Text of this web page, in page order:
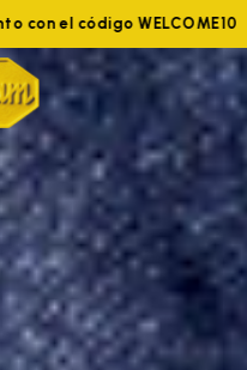
con el código